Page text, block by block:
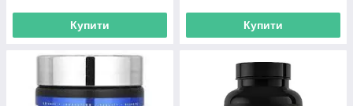
Купити Купити